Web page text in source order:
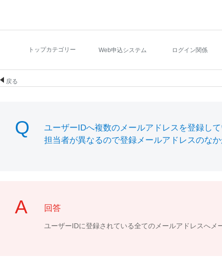
トップカテゴリー Web申込システム ログイン関係
戻る
ユーザーIDへ複数のメールアドレスを登録し
担当者が異なるので登録メールアドレスのな
回答
ユーザーIDに登録されている全てのメールアドレスへ